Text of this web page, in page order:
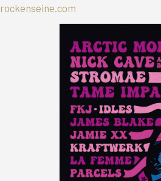
rockenseine.com